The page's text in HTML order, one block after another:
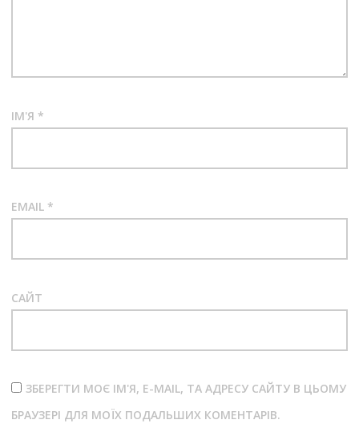
ІМ'Я *
EMAIL *
САЙТ
ЗБЕРЕГТИ МОЄ ІМ'Я, E-MAIL, ТА АДРЕСУ САЙТУ В ЦЬОМУ
БРАУЗЕРІ ДЛЯ МОЇХ ПОДАЛЬШИХ КОМЕНТАРІВ.